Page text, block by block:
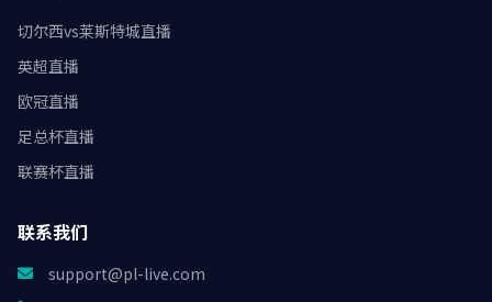
切尔西vs莱斯特城直播
英超直播
欧冠直播
足总杯直播
联赛杯直播
联系我们
support@pl-live.com